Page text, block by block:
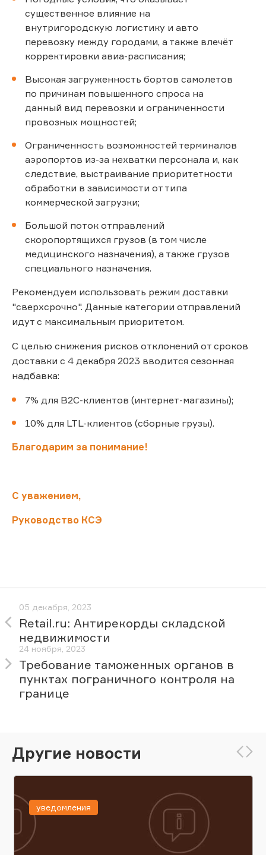
существенное влияние на
внутригородскую логистику и авто
перевозку между городами, а также влечёт
корректировки авиа-расписания;
Высокая загруженность бортов самолетов
по причинам повышенного спроса на
данный вид перевозки и ограниченности
провозных мощностей;
Ограниченность возможностей терминалов
аэропортов из-за нехватки персонала и, как
следствие, выстраивание приоритетности
обработки в зависимости от типа
коммерческой загрузки;
Большой поток отправлений
скоропортящихся грузов (в том числе
медицинского назначения), а также грузов
специального назначения.
Рекомендуем использовать режим доставки
"сверхсрочно". Данные категории отправлений
идут с максимальным приоритетом.
С целью снижения рисков отклонений от сроков
доставки с 4 декабря 2023 вводится сезонная
надбавка:
7% для B2C-клиентов (интернет-магазины);
10% для LTL-клиентов (сборные грузы).
Благодарим за понимание!
С уважением,
Руководство КСЭ
05 декабря, 2023
Retail.ru: Антирекорды складской
недвижимости
24 ноября, 2023
Требование таможенных органов в
пунктах пограничного контроля на
границе
Другие новости
уведомления